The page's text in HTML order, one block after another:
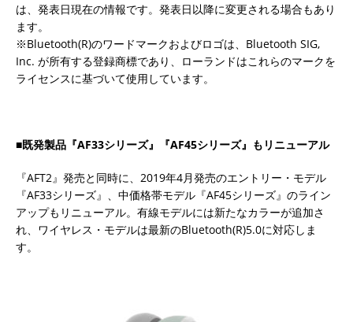
は、発表日現在の情報です。発表日以降に変更される場合もあり
ます。
※Bluetooth(R)のワードマークおよびロゴは、Bluetooth SIG,
Inc. が所有する登録商標であり、ローランドはこれらのマークを
ライセンスに基づいて使用しています。
■既発製品『AF33シリーズ』『AF45シリーズ』もリニューアル
『AFT2』発売と同時に、2019年4月発売のエントリー・モデル
『AF33シリーズ』、中価格帯モデル『AF45シリーズ』のライン
アップもリニューアル。有線モデルには新たなカラーが追加さ
れ、ワイヤレス・モデルは最新のBluetooth(R)5.0に対応しま
す。